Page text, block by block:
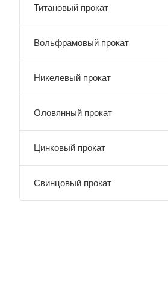
Титановый прокат
Вольфрамовый прокат
Никелевый прокат
Оловянный прокат
Цинковый прокат
Свинцовый прокат